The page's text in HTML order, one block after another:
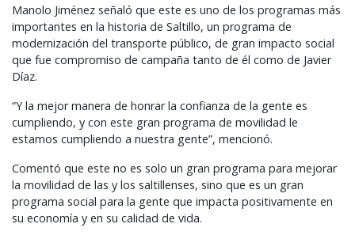
Manolo Jiménez señaló que este es uno de los programas más
importantes en la historia de Saltillo, un programa de
modernización del transporte público, de gran impacto social
que fue compromiso de campaña tanto de él como de Javier
Díaz.
“Y la mejor manera de honrar la confianza de la gente es
cumpliendo, y con este gran programa de movilidad le
estamos cumpliendo a nuestra gente”, mencionó.
Comentó que este no es solo un gran programa para mejorar
la movilidad de las y los saltillenses, sino que es un gran
programa social para la gente que impacta positivamente en
su economía y en su calidad de vida.